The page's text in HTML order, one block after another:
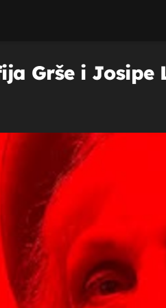
Grše i Josipe